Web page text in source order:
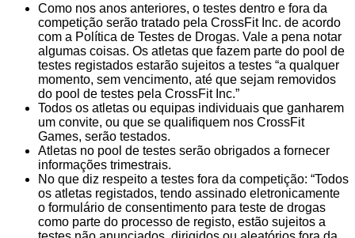
Como nos anos anteriores, o testes dentro e fora da
competição serão tratado pela CrossFit Inc. de acordo
com a Política de Testes de Drogas. Vale a pena notar
algumas coisas. Os atletas que fazem parte do pool de
testes registados estarão sujeitos a testes “a qualquer
momento, sem vencimento, até que sejam removidos
do pool de testes pela CrossFit Inc.”
Todos os atletas ou equipas individuais que ganharem
um convite, ou que se qualifiquem nos CrossFit
Games, serão testados.
Atletas no pool de testes serão obrigados a fornecer
informações trimestrais.
No que diz respeito a testes fora da competição: “Todos
os atletas registados, tendo assinado eletronicamente
o formulário de consentimento para teste de drogas
como parte do processo de registo, estão sujeitos a